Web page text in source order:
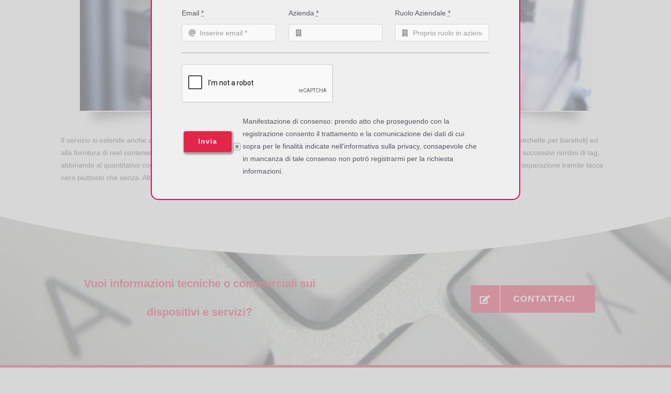
articolare dell’RFID Label Inserting Machine per l’accoppiamento automatico dell’inlay RFID al rivestimento
Il servizio si estende anche alla produzione di smart label RFID
(es. etichette del vino, cartellini del fashion, etichette per barattoli) ed
alla fornitura di reel contenenti i quantitativi desiderati di label rfidzzate , con l’obiettivo di facilitare l’Integrator Partner sia in studi di fattibilità che in successivi riordini di tag,
abbinando al quantitativo contenuto di transponder costi altrettanto ridotti. La modularità della macchina permette di gestire sia etichette dotate di separazione tramite tacca
nera piuttosto che senza. Altra funzionalità è l’applicazione di chip RFID ad etichette preforate per migliorare lo strappo.
Vuoi informazioni tecniche o commerciali sui
dispositivi e servizi?
CONTATTACI
Email* Azienda * Ruolo Aziendale *
Invia
Manifestazione di consenso: prendo atto che proseguendo con la
registrazione consento il trattamento e la comunicazione dei dati di cui
sopra per le finalità indicate nell'informativa sulla privacy, consapevole che
in mancanza di tale consenso non potrò registrarmi per la richiesta
informazioni.